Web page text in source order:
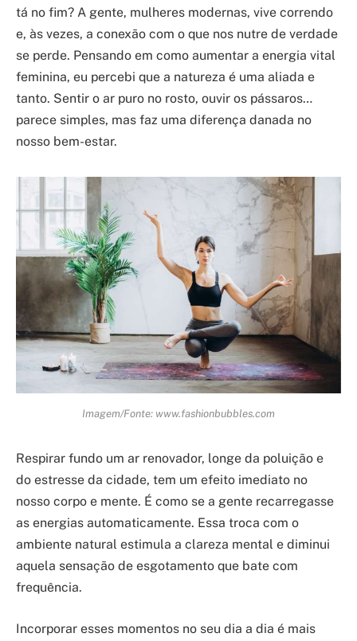
tá no fim? A gente, mulheres modernas, vive correndo
e, às vezes, a conexão com o que nos nutre de verdade
se perde. Pensando em como aumentar a energia vital
feminina, eu percebi que a natureza é uma aliada e
tanto. Sentir o ar puro no rosto, ouvir os pássaros…
parece simples, mas faz uma diferença danada no
nosso bem-estar.
Imagem/Fonte: www.fashionbubbles.com
Respirar fundo um ar renovador, longe da poluição e
do estresse da cidade, tem um efeito imediato no
nosso corpo e mente. É como se a gente recarregasse
as energias automaticamente. Essa troca com o
ambiente natural estimula a clareza mental e diminui
aquela sensação de esgotamento que bate com
frequência.
Incorporar esses momentos no seu dia a dia é mais